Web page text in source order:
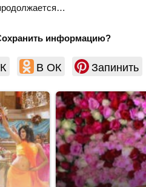
информацию?
В ОК Запинить